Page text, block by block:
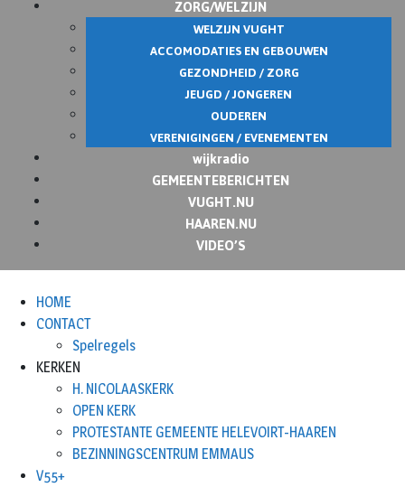
ZORG/WELZIJN
WELZIJN VUGHT
ACCOMODATIES EN GEBOUWEN
GEZONDHEID / ZORG
JEUGD / JONGEREN
OUDEREN
VERENIGINGEN / EVENEMENTEN
wijkradio
GEMEENTEBERICHTEN
VUGHT.NU
HAAREN.NU
VIDEO’S
HOME
CONTACT
Spelregels
KERKEN
H. NICOLAASKERK
OPEN KERK
PROTESTANTE GEMEENTE HELEVOIRT-HAAREN
BEZINNINGSCENTRUM EMMAUS
V55+